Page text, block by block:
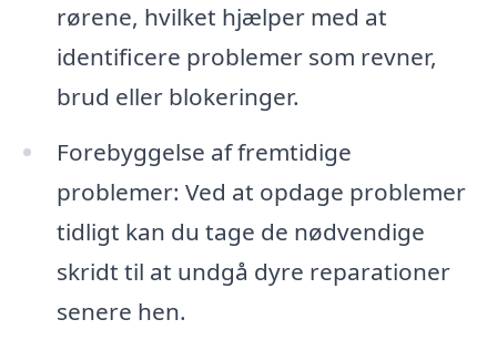
rørene, hvilket hjælper med at
identificere problemer som revner,
brud eller blokeringer.
Forebyggelse af fremtidige
problemer: Ved at opdage problemer
tidligt kan du tage de nødvendige
skridt til at undgå dyre reparationer
senere hen.